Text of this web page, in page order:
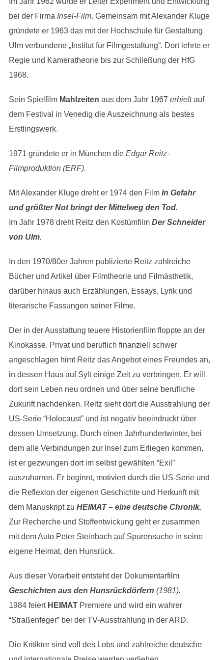
bei der Firma Insel-Film. Gemeinsam mit Alexander Kluge
gründete er 1963 das mit der Hochschule für Gestaltung
Ulm verbundene „Institut für Filmgestaltung“. Dort lehrte er
Regie und Kameratheorie bis zur Schließung der HfG
1968.
Sein Spielfilm Mahlzeiten aus dem Jahr 1967 erhieltauf
dem Festival in Venedig die Auszeichnung als bestes
Erstlingswerk.
1971 gründete er in München die Edgar Reitz-
Filmproduktion (ERF).
Mit Alexander Kluge dreht er 1974 den Film In Gefahr
und größter Not bringt der Mittelweg den Tod.
Im Jahr 1978 dreht Reitz den Kostümfilm Der Schneider
von Ulm.
In den 1970/80er Jahren publizierte Reitz zahlreiche
Bücher und Artikel über Filmtheorie und Filmästhetik,
darüber hinaus auch Erzählungen, Essays, Lyrik und
literarische Fassungen seiner Filme.
Der in der Ausstattung teuere Historienfilm floppte an der
Kinokasse. Privat und beruflich finanziell schwer
angeschlagen himt Reitz das Angebot eines Freundes an,
in dessen Haus auf Sylt einige Zeit zu verbringen. Er will
dort sein Leben neu ordnen und über seine berufliche
Zukunft nachdenken. Reitz sieht dort die Ausstrahlung der
US-Serie “Holocaust” und ist negativ beeindruckt über
dessen Umsetzung. Durch einen Jahrhundertwinter, bei
dem alle Verbindungen zur Insel zum Erliegen kommen,
ist er gezwungen dort im selbst gewählten “Exil”
auszuharren. Er beginnt, motiviert durch die US-Serie und
die Reflexion der eigenen Geschichte und Herkunft mit
dem Manuskript zu HEIMAT – eine deutsche Chronik.
Zur Recherche und Stoffentwickung geht er zusammen
mit dem Auto Peter Steinbach auf Spurensuche in seine
eigene Heimat, den Hunsrück.
Aus dieser Vorarbeit entsteht der Dokumentarfilm
Geschichten aus den Hunsrückdörfern (1981).
1984 feiert HEIMATPremiere und wird ein wahrer
“Straßenfeger” bei der TV-Ausstrahlung in der ARD.
Die Kritikter sind voll des Lobs und zahlreiche deutsche